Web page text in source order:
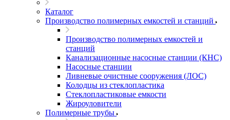
Каталог
Производство полимерных емкостей и станций
Производство полимерных емкостей и
станций
Канализационные насосные станции (КНС)
Насосные станции
Ливневые очистные сооружения (ЛОС)
Колодцы из стеклопластика
Стеклопластиковые емкости
Жироуловители
Полимерные трубы